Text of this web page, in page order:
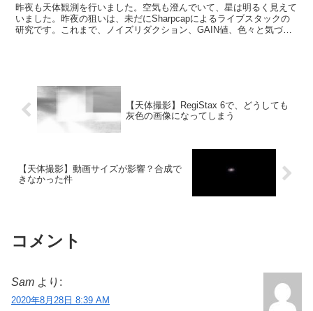
昨夜も天体観測を行いました。空気も澄んでいて、星は明るく見えて
いました。昨夜の狙いは、未だにSharpcapによるライブスタックの
研究です。これまで、ノイズリダクション、GAIN値、色々と気づき
【天体撮影】RegiStax 6で、どうしても
灰色の画像になってしまう
【天体撮影】動画サイズが影響？合成で
きなかった件
コメント
Sam より:
2020年8月28日 8:39 AM